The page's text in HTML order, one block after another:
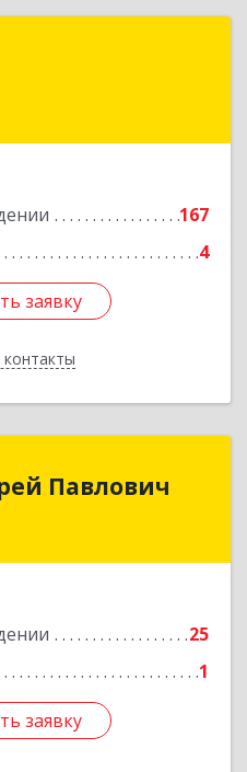
167
4
заявку
Лесной г, Сиротина
заявку
Павлович
25
1
заявку
Павлович
обл, Алапаевск г,
заявку